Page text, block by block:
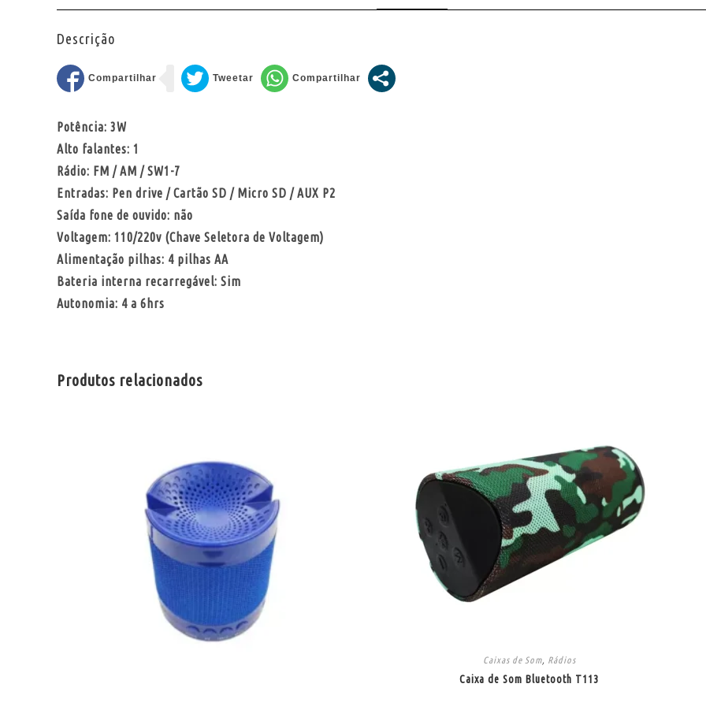
Descrição
Potência: 3W
Alto falantes: 1
Rádio: FM / AM / SW1-7
Entradas: Pen drive / Cartão SD / Micro SD / AUX P2
Saída fone de ouvido: não
Voltagem: 110/220v (Chave Seletora de Voltagem)
Alimentação pilhas: 4 pilhas AA
Bateria interna recarregável: Sim
Autonomia: 4 a 6hrs
Produtos relacionados
Caixas de Som, Rádios
Caixa de Som Bluetooth T113